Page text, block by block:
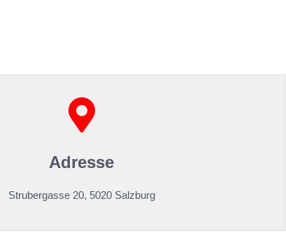
Adresse
Strubergasse 20, 5020 Salzburg